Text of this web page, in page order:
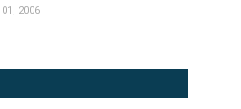
2006